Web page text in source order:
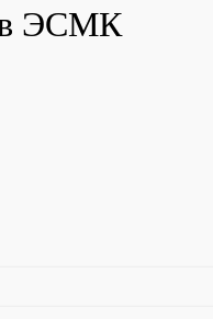
в ЭСМК